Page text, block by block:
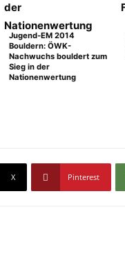
Jugend-EM 2014
Bouldern: ÖWK-
Nachwuchs bouldert zum
Sieg in der
Nationenwertung
X Pinterest